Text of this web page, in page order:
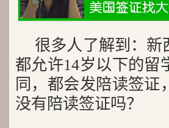
很多人了解到：
都允许14岁以下的留
同，都会发陪读签
没有陪读签证吗？